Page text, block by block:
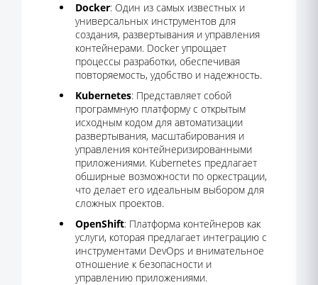
Docker: Один из самых известных и
универсальных инструментов для
создания, развертывания и управления
контейнерами. Docker упрощает
процессы разработки, обеспечивая
повторяемость, удобство и надежность.
Kubernetes: Представляет собой
программную платформу с открытым
исходным кодом для автоматизации
развертывания, масштабирования и
управления контейнеризированными
приложениями. Kubernetes предлагает
обширные возможности по оркестрации,
что делает его идеальным выбором для
сложных проектов.
OpenShift: Платформа контейнеров как
услуги, которая предлагает интеграцию с
инструментами DevOps и внимательное
отношение к безопасности и
управлению приложениями.